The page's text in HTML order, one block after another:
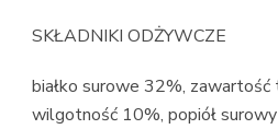
SKŁADNIKI ODŻYWCZE
białko surowe 32%, zawartość
wilgotność 10%, popiół